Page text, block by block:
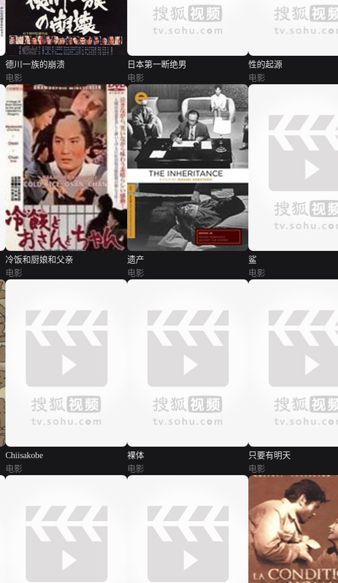
德川一族的崩溃
电影
日本第一断绝男
电影
性的起源
电影
冷饭和厨娘和父亲
电影
遗产
电影
鲨
电影
Chiisakobe
电影
裸体
电影
只要有明天
电影